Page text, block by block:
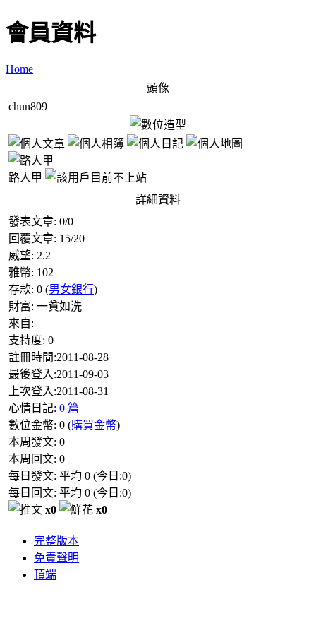
會員資料
Home
頭像
chun809
路人甲
詳細資料
發表文章: 0/0
回覆文章: 15/20
威望: 2.2
雅幣: 102
存款: 0 (男女銀行)
財富: 一貧如洗
來自:
支持度: 0
註冊時間:2011-08-28
最後登入:2011-09-03
上次登入:2011-08-31
心情日記: 0 篇
數位金幣: 0 (購買金幣)
本周發文: 0
本周回文: 0
每日發文: 平均 0 (今日:0)
每日回文: 平均 0 (今日:0)
x0
x0
完整版本
免責聲明
頂端